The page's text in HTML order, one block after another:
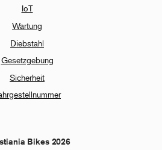
IoT
Wartung
Diebstahl
Gesetzgebung
Sicherheit
Bikes 2026